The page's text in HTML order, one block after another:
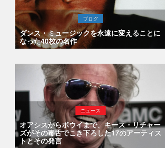
ブログ
ダンス・ミュージックを永遠に変えることに
なった40枚の名作
ニュース
オアシスからボウイまで、キース・リチャー
ズがその毒舌でこき下ろした17のアーティス
トとその発言